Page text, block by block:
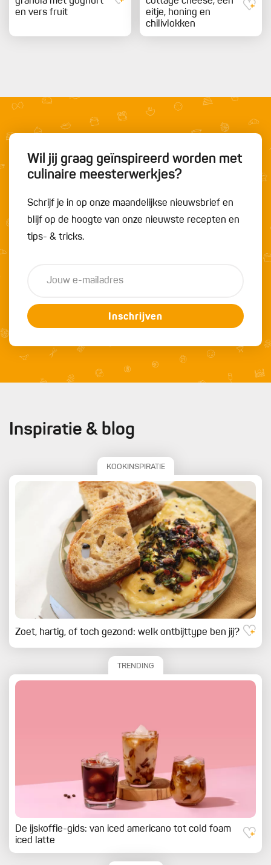
en vers fruit
eitje, honing en
chilivlokken
Wil jij graag geïnspireerd worden met
culinaire meesterwerkjes?
Schrijf je in op onze maandelijkse nieuwsbrief en
blijf op de hoogte van onze nieuwste recepten en
tips- & tricks.
Inschrijven
Inspiratie & blog
KOOKINSPIRATIE
Zoet, hartig, of toch gezond: welk ontbijttype ben jij?
TRENDING
De ijskoffie-gids: van iced americano tot cold foam
iced latte